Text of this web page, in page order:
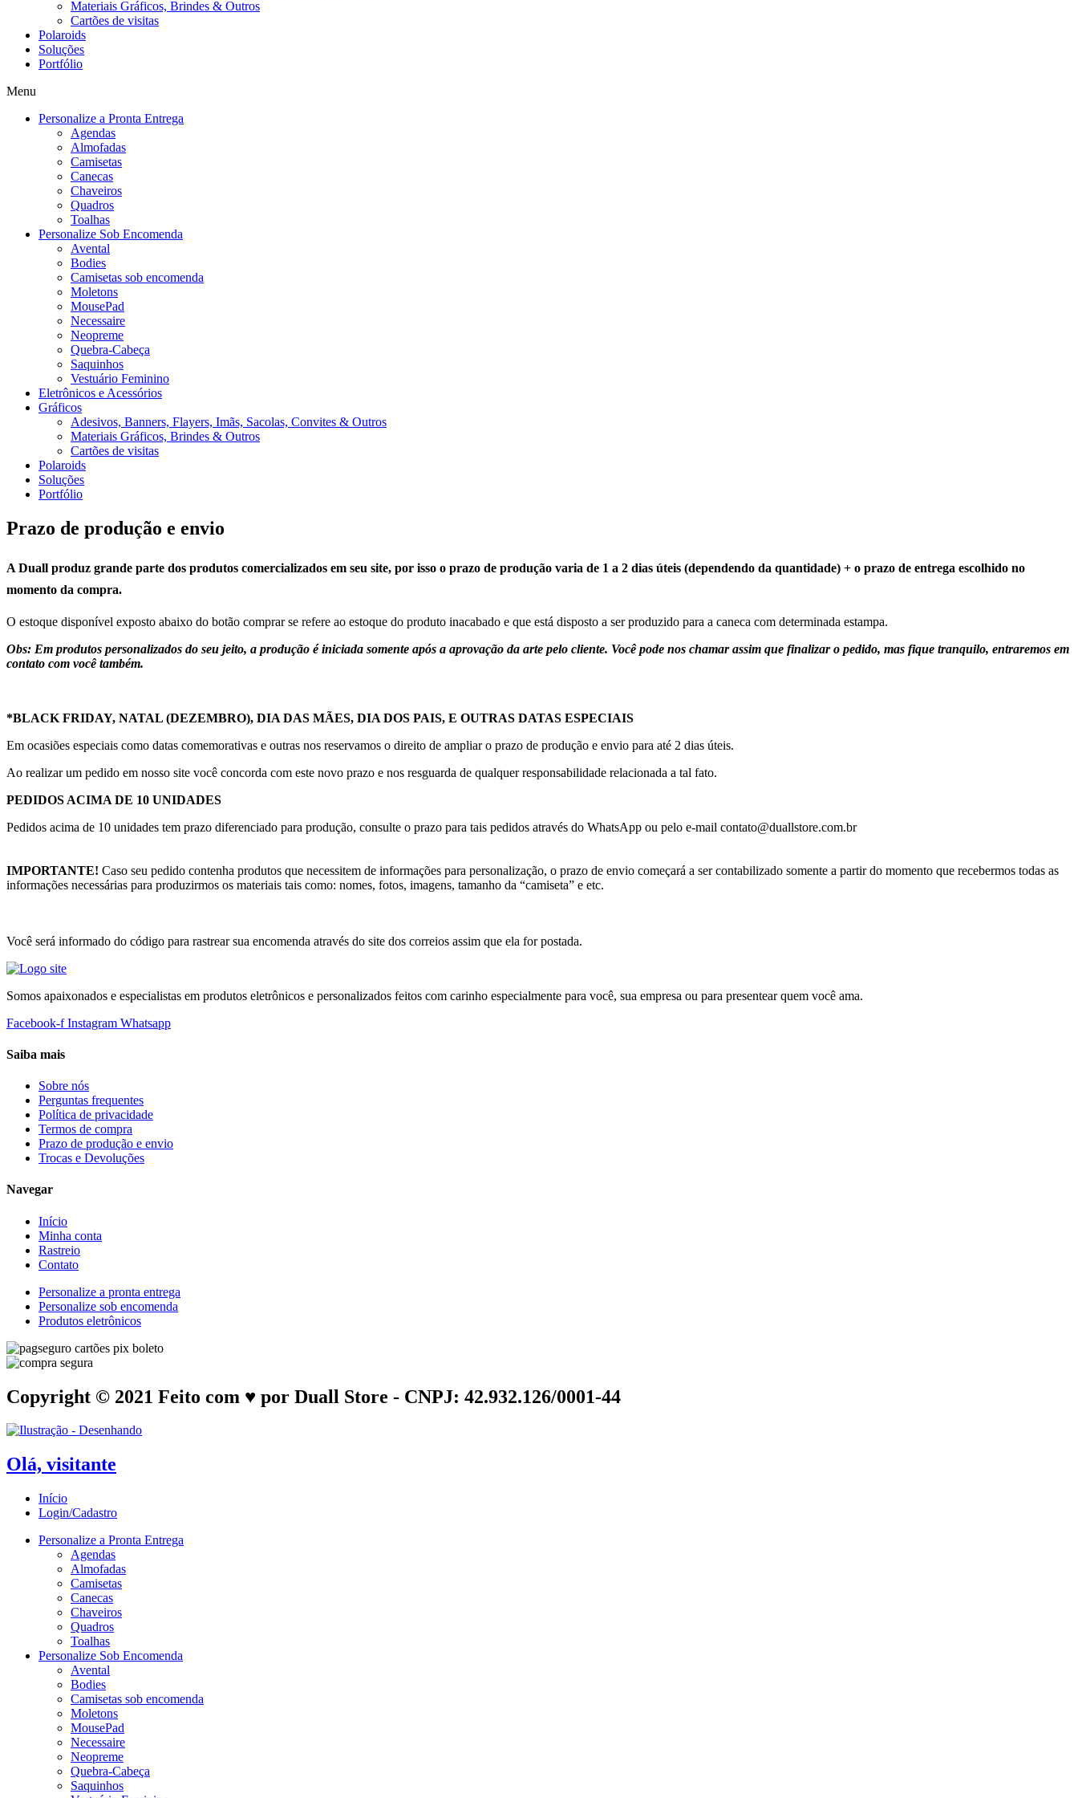
Materiais Gráficos, Brindes & Outros
Cartões de visitas
Polaroids
Soluções
Portfólio
Menu
Personalize a Pronta Entrega
Agendas
Almofadas
Camisetas
Canecas
Chaveiros
Quadros
Toalhas
Personalize Sob Encomenda
Avental
Bodies
Camisetas sob encomenda
Moletons
MousePad
Necessaire
Neopreme
Quebra-Cabeça
Saquinhos
Vestuário Feminino
Eletrônicos e Acessórios
Gráficos
Adesivos, Banners, Flayers, Imãs, Sacolas, Convites & Outros
Materiais Gráficos, Brindes & Outros
Cartões de visitas
Polaroids
Soluções
Portfólio
Prazo de produção e envio
A Duall produz grande parte dos produtos comercializados em seu site, por isso o prazo de produção varia de 1 a 2 dias úteis (dependendo da quantidade) + o prazo de entrega escolhido no
momento da compra.
O estoque disponível exposto abaixo do botão comprar se refere ao estoque do produto inacabado e que está disposto a ser produzido para a caneca com determinada estampa.
Obs: Em produtos personalizados do seu jeito, a produção é iniciada somente após a aprovação da arte pelo cliente. Você pode nos chamar assim que finalizar o pedido, mas fique tranquilo, entraremos em
contato com você também.
*BLACK FRIDAY, NATAL (DEZEMBRO), DIA DAS MÃES, DIA DOS PAIS, E OUTRAS DATAS ESPECIAIS
Em ocasiões especiais como datas comemorativas e outras nos reservamos o direito de ampliar o prazo de produção e envio para até 2 dias úteis.
Ao realizar um pedido em nosso site você concorda com este novo prazo e nos resguarda de qualquer responsabilidade relacionada a tal fato.
PEDIDOS ACIMA DE 10 UNIDADES
Pedidos acima de 10 unidades tem prazo diferenciado para produção, consulte o prazo para tais pedidos através do WhatsApp ou pelo e-mail contato@duallstore.com.br
IMPORTANTE! Caso seu pedido contenha produtos que necessitem de informações para personalização, o prazo de envio começará a ser contabilizado somente a partir do momento que recebermos todas as
informações necessárias para produzirmos os materiais tais como: nomes, fotos, imagens, tamanho da “camiseta” e etc.
Você será informado do código para rastrear sua encomenda através do site dos correios assim que ela for postada.
Somos apaixonados e especialistas em produtos eletrônicos e personalizados feitos com carinho especialmente para você, sua empresa ou para presentear quem você ama.
Facebook-f Instagram Whatsapp
Saiba mais
Sobre nós
Perguntas frequentes
Política de privacidade
Termos de compra
Prazo de produção e envio
Trocas e Devoluções
Navegar
Início
Minha conta
Rastreio
Contato
Personalize a pronta entrega
Personalize sob encomenda
Produtos eletrônicos
Copyright © 2021 Feito com ♥ por Duall Store - CNPJ: 42.932.126/0001-44
Olá, visitante
Início
Login/Cadastro
Personalize a Pronta Entrega
Agendas
Almofadas
Camisetas
Canecas
Chaveiros
Quadros
Toalhas
Personalize Sob Encomenda
Avental
Bodies
Camisetas sob encomenda
Moletons
MousePad
Necessaire
Neopreme
Quebra-Cabeça
Saquinhos